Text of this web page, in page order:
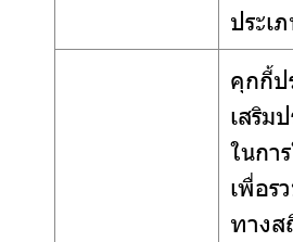
ประเ
คุกกี้ป
เสริม
ในกา
เพื่อร
ทางส